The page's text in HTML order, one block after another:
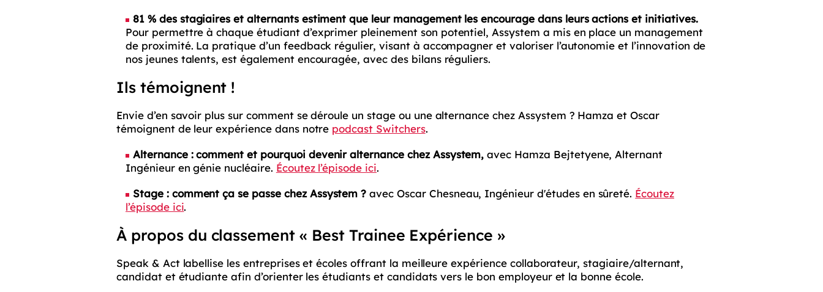
81 % des stagiaires et alternants estiment que leur management les encourage dans leurs actions et initiatives.
Pour permettre à chaque étudiant d’exprimer pleinement son potentiel, Assystem a mis en place un management
de proximité. La pratique d’un feedback régulier, visant à accompagner et valoriser l’autonomie et l’innovation de
nos jeunes talents, est également encouragée, avec des bilans réguliers.
Ils témoignent !
Envie d’en savoir plus sur comment se déroule un stage ou une alternance chez Assystem ? Hamza et Oscar
témoignent de leur expérience dans notre podcast Switchers.
Alternance : comment et pourquoi devenir alternance chez Assystem, avec Hamza Bejtetyene, Alternant
Ingénieur en génie nucléaire. Écoutez l’épisode ici.
Stage : comment ça se passe chez Assystem ? avec Oscar Chesneau, Ingénieur d'études en sûreté. Écoutez
l’épisode ici.
À propos du classement « Best Trainee Expérience »
Speak & Act labellise les entreprises et écoles offrant la meilleure expérience collaborateur, stagiaire/alternant,
candidat et étudiante afin d’orienter les étudiants et candidats vers le bon employeur et la bonne école.